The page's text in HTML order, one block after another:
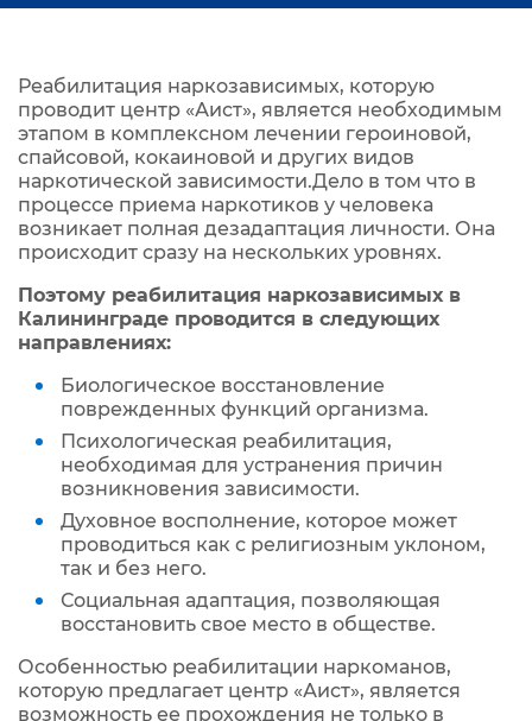
Реабилитация наркозависимых, которую
проводит центр «Аист», является необходимым
этапом в комплексном лечении героиновой,
спайсовой, кокаиновой и других видов
наркотической зависимости.Дело в том что в
процессе приема наркотиков у человека
возникает полная дезадаптация личности. Она
происходит сразу на нескольких уровнях.
Поэтому реабилитация наркозависимых в
Калининграде проводится в следующих
направлениях:
Биологическое восстановление
поврежденных функций организма.
Психологическая реабилитация,
необходимая для устранения причин
возникновения зависимости.
Духовное восполнение, которое может
проводиться как с религиозным уклоном,
так и без него.
Социальная адаптация, позволяющая
восстановить свое место в обществе.
Особенностью реабилитации наркоманов,
которую предлагает центр «Аист», является
возможность ее прохождения не только в